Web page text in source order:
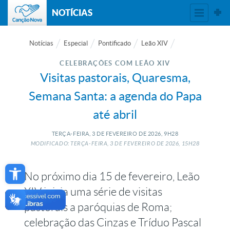
Open toolbar
NOTÍCIAS
Notícias Especial Pontificado Leão XIV
CELEBRAÇÕES COM LEÃO XIV
Visitas pastorais, Quaresma,
Semana Santa: a agenda do Papa
até abril
TERÇA-FEIRA, 3 DE FEVEREIRO DE 2026, 9H28
MODIFICADO: TERÇA-FEIRA, 3 DEFEVEREIRO DE2026, 15H28
No próximo dia 15 de fevereiro, Leão
XIV inicia uma série de visitas
pastorais a paróquias de Roma;
celebração das Cinzas e Tríduo Pascal